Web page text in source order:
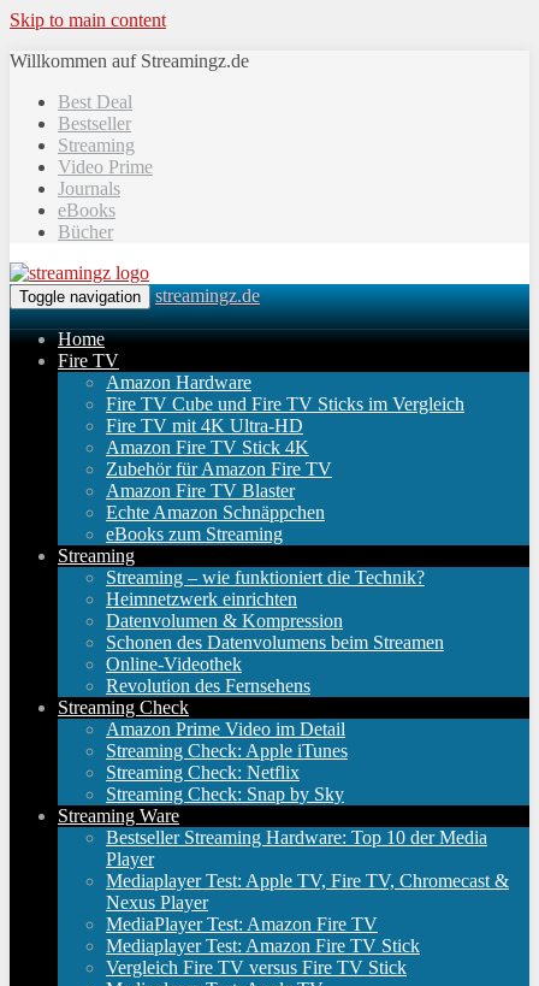
Skip to main content
Willkommen auf Streamingz.de
Best Deal
Bestseller
Streaming
Video Prime
Journals
eBooks
Bücher
Toggle navigation streamingz.de
Home
Fire TV
Amazon Hardware
Fire TV Cube und Fire TV Sticks im Vergleich
Fire TV mit 4K Ultra-HD
Amazon Fire TV Stick 4K
Zubehör für Amazon Fire TV
Amazon Fire TV Blaster
Echte Amazon Schnäppchen
eBooks zum Streaming
Streaming
Streaming – wie funktioniert die Technik?
Heimnetzwerk einrichten
Datenvolumen & Kompression
Schonen des Datenvolumens beim Streamen
Online-Videothek
Revolution des Fernsehens
Streaming Check
Amazon Prime Video im Detail
Streaming Check: Apple iTunes
Streaming Check: Netflix
Streaming Check: Snap by Sky
Streaming Ware
Bestseller Streaming Hardware: Top 10 der Media
Player
Mediaplayer Test: Apple TV, Fire TV, Chromecast &
Nexus Player
MediaPlayer Test: Amazon Fire TV
Mediaplayer Test: Amazon Fire TV Stick
Vergleich Fire TV versus Fire TV Stick